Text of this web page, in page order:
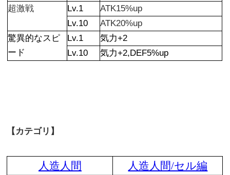
超激戦
Lv.1
ATK15%up
Lv.10
ATK20%up
驚異的なスピ
ード
Lv.1
気力+2
Lv.10
気力+2,DEF5%up
【カテゴリ】
人造人間
人造人間/セル編